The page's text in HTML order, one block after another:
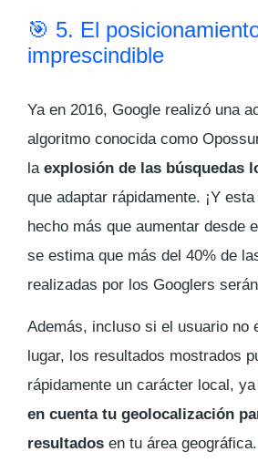
🎯 5. El
imprescindible
Ya en 2016, Google realizó una
algoritmo conocida como
la explosión de las búsquedas
que adaptar rápidamente. ¡Y
hecho más que aumentar desde
se estima que más del 40% de
realizadas por los Googlers
Además, incluso si el usuario no
lugar, los resultados mostrados
rápidamente un carácter local, ya
en cuenta tu geolocalización
resultados en tu área